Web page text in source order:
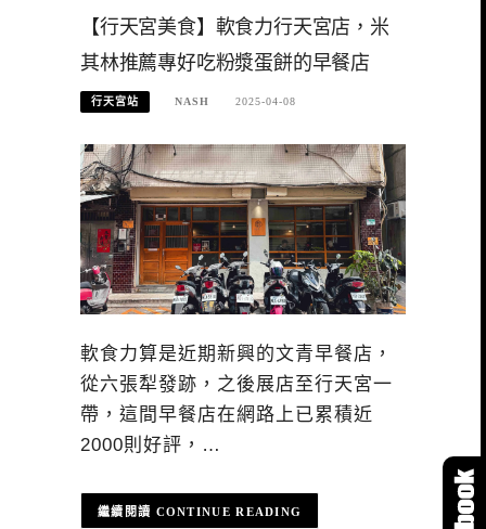
【行天宮美食】軟食力行天宮店，米
其林推薦專好吃粉漿蛋餅的早餐店
行天宮站 NASH 2025-04-08
軟食力算是近期新興的文青早餐店，
從六張犁發跡，之後展店至行天宮一
帶，這間早餐店在網路上已累積近
2000則好評，…
CONTINUE READING